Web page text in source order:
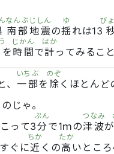
南部
なんぶ
地震
じしん
の揺
ゆ
れは13
び
を 時間
じかん
で計
はか
ってみるこ
、 一部
いちぶ
を 除
のぞ
くほとんど
じゃ。
こって3分
ぷん
で1ｍの津波
つなみ
が
ぐに近
ちか
くの高
たか
いところ